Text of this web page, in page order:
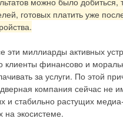
готовых платить уже
эти миллиарды активных
клиенты финансово и
за услуги. По этой
компания сейчас не
и стабильно растущих
на экосистеме.